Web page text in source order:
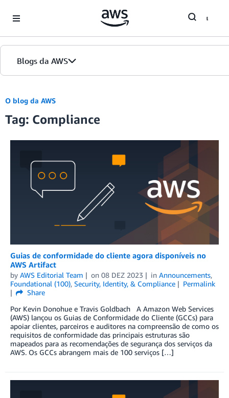
Blogs da AWS
Página inicial
Edições
O blog da AWS
Tag: Compliance
Guias de conformidade do cliente agora disponíveis no
AWS Artifact
by AWS Editorial Team on 08 DEZ 2023 in Announcements,
Foundational (100), Security, Identity, & Compliance
Permalink
Share
Por Kevin Donohue e Travis Goldbach A Amazon Web Services
(AWS) lançou os Guias de Conformidade do Cliente (GCCs) para
apoiar clientes, parceiros e auditores na compreensão de como os
requisitos de conformidade das principais estruturas são
mapeados para as recomendações de segurança dos serviços da
AWS. Os GCCs abrangem mais de 100 serviços […]